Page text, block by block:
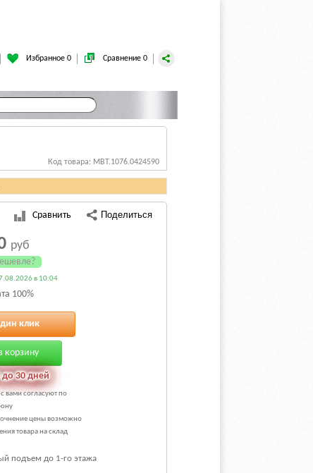
Избранное 0 Сравнение 0
Код товара: MBT.1076.0424590
Сравнить
руб
в 10:04
100%
клик
корзину
до 30 дней
вами согласуют по
цены возможно
товара на склад
подъем до 1-го этажа